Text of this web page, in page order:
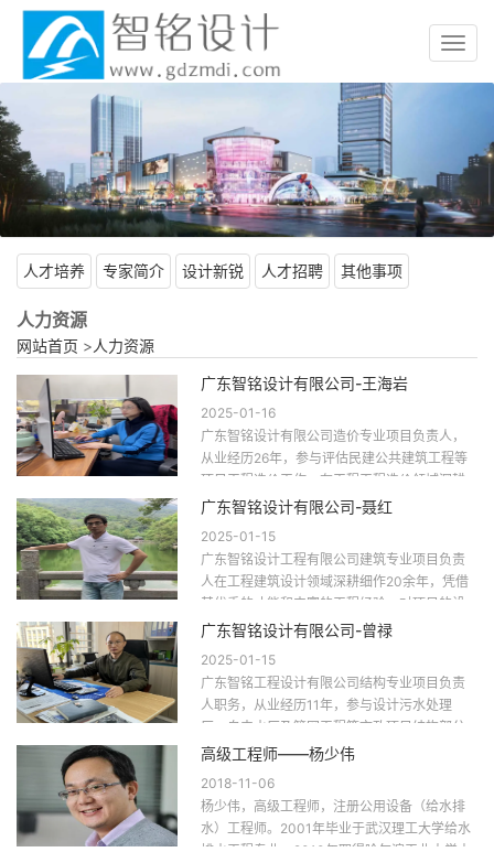
人才培养 专家简介 设计新锐 人才招聘 其他事项
人力资源
网站首页 >人力资源
广东智铭设计有限公司-王海岩
2025-01-16
广东智铭设计有限公司造价专业项目负责人，
从业经历26年，参与评估民建公共建筑工程等
项目工程造价工作。在工程工程造价领域深耕
细作 26年，凭借其丰富的工程经验和良好的业
广东智铭设计有限公司-聂红
2025-01-15
广东智铭设计工程有限公司建筑专业项目负责
人在工程建筑设计领域深耕细作20余年，凭借
其优秀的才能和丰富的工程经验，对项目的设
计精准把握，提升工程项目的美观合理性。一
广东智铭设计有限公司-曾禄
2025-01-15
广东智铭工程设计有限公司结构专业项目负责
人职务，从业经历11年，参与设计污水处理
厂、自来水厂及管网工程等市政项目结构部分
设计，并担任项目结构负责人。在工程结构设
高级工程师——杨少伟
2018-11-06
杨少伟，高级工程师，注册公用设备（给水排
水）工程师。2001年毕业于武汉理工大学给水
排水工程专业，2010年取得哈尔滨工业大学土